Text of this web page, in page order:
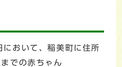
おいて、稲美町に住所
での赤ちゃん